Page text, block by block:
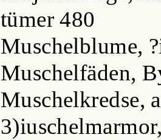
tümer 480
Muschelblume,
Muschelfäden,
Muschelkredse,